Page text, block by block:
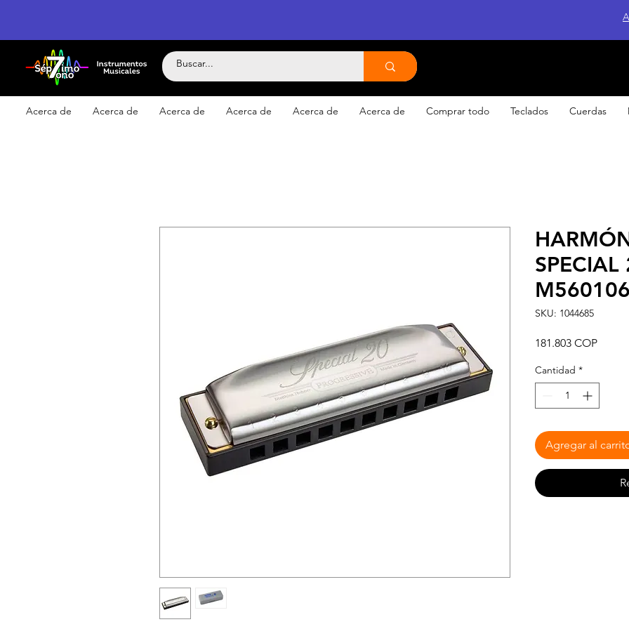
Acerca de Acerca de Acerca de Acerca de Acerca de Acerca de Comprar todo Teclados Cuerdas
SKU: 1044685
181.803 COPPrecio
Cantidad *
Agregar al